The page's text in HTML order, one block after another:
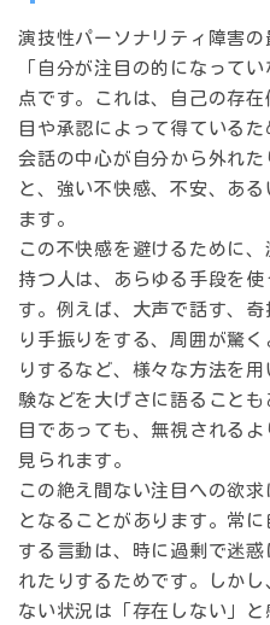
演技性パーソナリティ障害の
「自分が注目の的になって
点です。これは、自己の存
目や承認によって得ている
会話の中心が自分から外れ
と、強い不快感、不安、あ
ます。
この不快感を避けるために
持つ人は、あらゆる手段を
す。例えば、大声で話す、
り手振りをする、周囲が驚
りするなど、様々な方法を
験などを大げさに語ること
目であっても、無視される
見られます。
この絶え間ない注目への欲
となることがあります。常
する言動は、時に過剰で迷
れたりするためです。しか
ない状況は「存在しない」